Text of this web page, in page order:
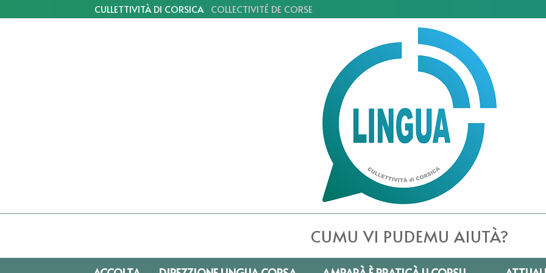
CULLETTIVITÀ DI CORSICA COLLECTIVITÉ DE CORSE
CUMU VI PUDEMU AIUTÀ?